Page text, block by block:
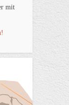
mit